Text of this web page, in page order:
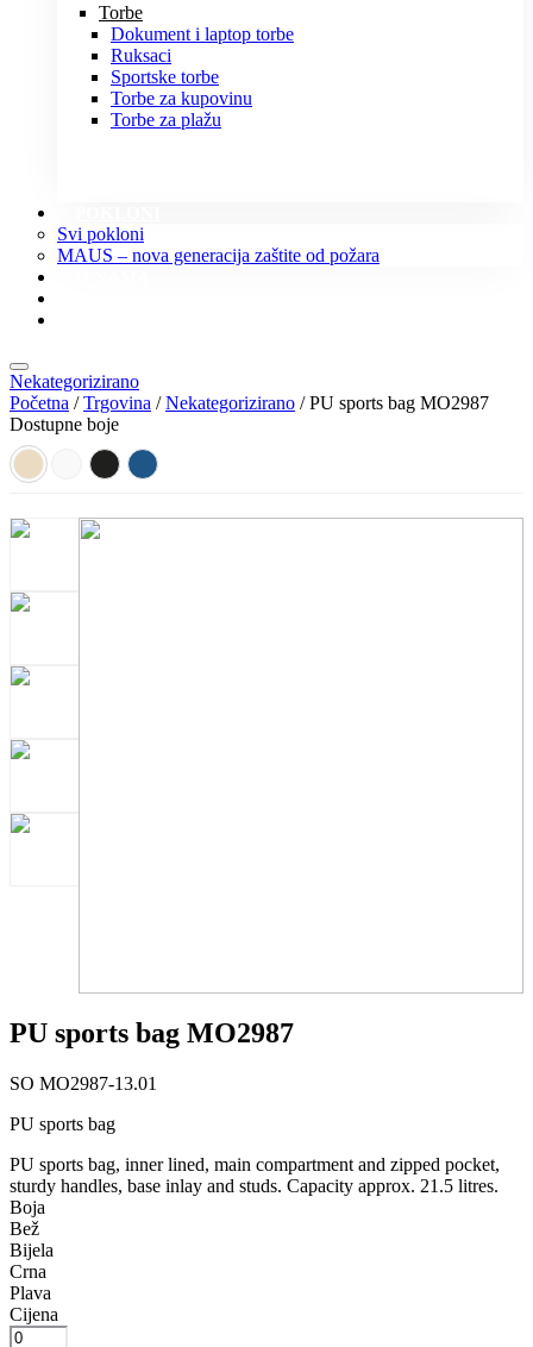
Torbe
Dokument i laptop torbe
Ruksaci
Sportske torbe
Torbe za kupovinu
Torbe za plažu
Svi pokloni
MAUS – nova generacija zaštite od požara
Nekategorizirano
Početna /Trgovina /Nekategorizirano / PU sports bag MO2987
Dostupne boje
PU sports bag MO2987
SO MO2987-13.01
PU sports bag
PU sports bag, inner lined, main compartment and zipped pocket,
sturdy handles, base inlay and studs. Capacity approx. 21.5 litres.
Boja
Bež
Bijela
Crna
Plava
Cijena